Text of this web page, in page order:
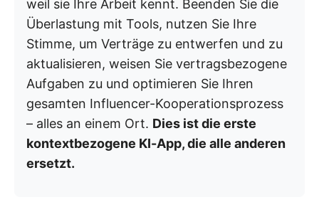
weil sie Ihre Arbeit kennt. Beenden Sie die
Überlastung mit Tools, nutzen Sie Ihre
Stimme, um Verträge zu entwerfen und zu
aktualisieren, weisen Sie vertragsbezogene
Aufgaben zu und optimieren Sie Ihren
gesamten Influencer-Kooperationsprozess
– alles an einem Ort. Dies ist die erste
kontextbezogene KI-App, die alle anderen
ersetzt.